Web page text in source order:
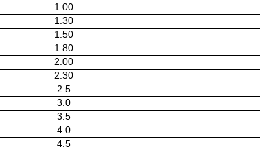
1.00
1.30
1.50
1.80
2.00
2.30
2.5
3.0
3.5
4.0
4.5